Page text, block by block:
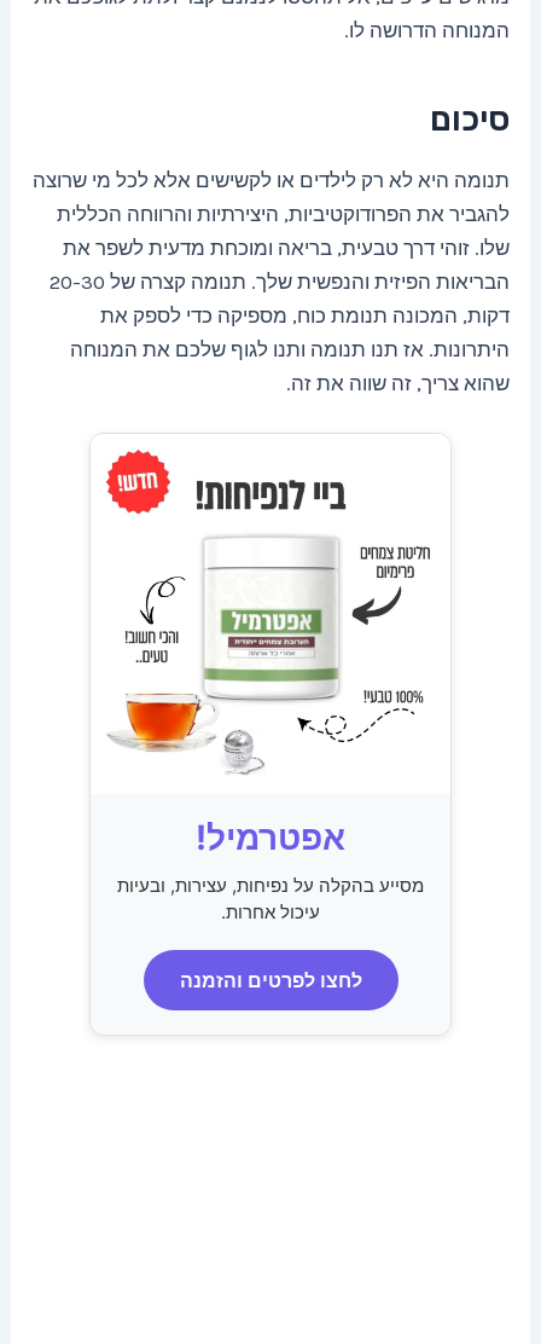
המנוחה הדרושה לו.
סיכום
תנומה היא לא רק לילדים או לקשישים אלא לכל מי שרוצה
להגביר את הפרודוקטיביות, היצירתיות והרווחה הכללית
שלו. זוהי דרך טבעית, בריאה ומוכחת מדעית לשפר את
הבריאות הפיזית והנפשית שלך. תנומה קצרה של 20-30
דקות, המכונה תנומת כוח, מספיקה כדי לספק את
היתרונות. אז תנו תנומה ותנו לגוף שלכם את המנוחה
שהוא צריך, זה שווה את זה.
אפטרמיל!
מסייע בהקלה על נפיחות, עצירות, ובעיות
עיכול אחרות.
לחצו לפרטים והזמנה